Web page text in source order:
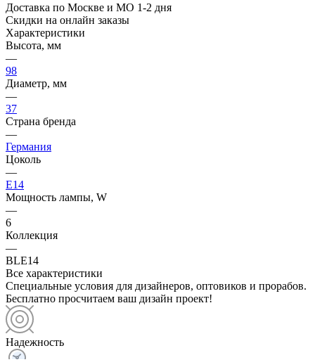
Доставка по Москве и МО 1-2 дня
Скидки на онлайн заказы
Характеристики
Высота, мм
—
98
Диаметр, мм
—
37
Страна бренда
—
Германия
Цоколь
—
E14
Мощность лампы, W
—
6
Коллекция
—
BLE14
Все характеристики
Специальные условия для дизайнеров, оптовиков и прорабов.
Бесплатно просчитаем ваш дизайн проект!
Надежность